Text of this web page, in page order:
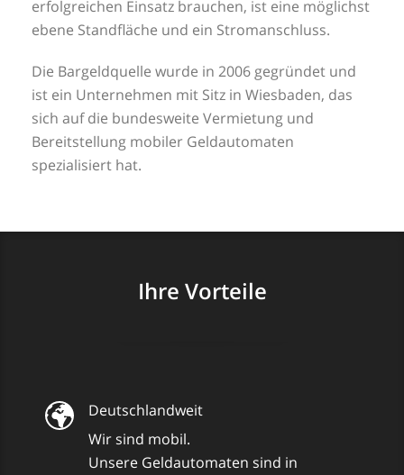
erfolgreichen Einsatz brauchen, ist eine möglichst
ebene Standfläche und ein Stromanschluss.
Die Bargeldquelle wurde in 2006 gegründet und
ist ein Unternehmen mit Sitz in Wiesbaden, das
sich auf die bundesweite Vermietung und
Bereitstellung mobiler Geldautomaten
spezialisiert hat.
Ihre Vorteile
Deutschlandweit
Wir sind mobil.
Unsere Geldautomaten sind in